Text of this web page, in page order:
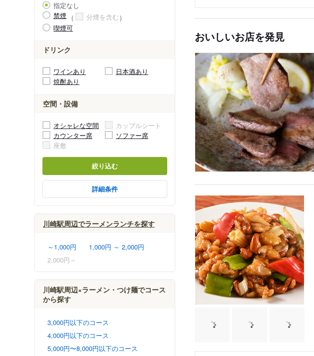
指定なし
禁煙
分煙を含む
喫煙可
ドリンク
ワインあり
日本酒あり
焼酎あり
空間・設備
オシャレな空間
カップルシート
カウンター席
ソファー席
座敷
絞り込む
詳細条件
川崎駅周辺でラーメンランチを探す
～1,000円
1,000円 ～ 2,000円
2,000円～
川崎駅周辺×ラーメン・つけ麺でコース
から探す
3,000円以下のコース
4,000円以下のコース
5,000円〜8,000円以下のコース
おいしいお店を発見